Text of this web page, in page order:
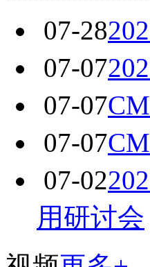
07-28
07-07
07-07
07-07
07-02
用研讨会